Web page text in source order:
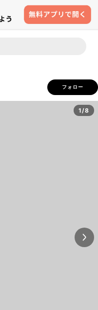
フォロー
1/8